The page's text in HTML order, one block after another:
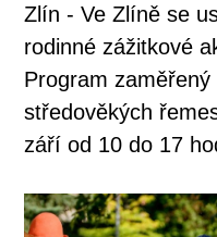
Zlín - Ve Zlíně se
rodinné zážitkové
Program
středověkých
září od 10 do 17